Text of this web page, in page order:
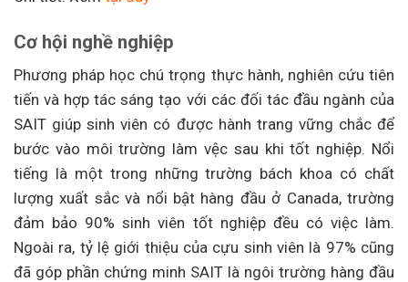
Cơ hội nghề nghiệp
Phương pháp học chú trọng thực hành, nghiên cứu tiên
tiến và hợp tác sáng tạo với các đối tác đầu ngành của
SAIT giúp sinh viên có được hành trang vững chắc để
bước vào môi trường làm vệc sau khi tốt nghiệp. Nổi
tiếng là một trong những trường bách khoa có chất
lượng xuất sắc và nổi bật hàng đầu ở Canada, trường
đảm bảo 90% sinh viên tốt nghiệp đều có việc làm.
Ngoài ra, tỷ lệ giới thiệu của cựu sinh viên là 97% cũng
đã góp phần chứng minh SAIT là ngôi trường hàng đầu